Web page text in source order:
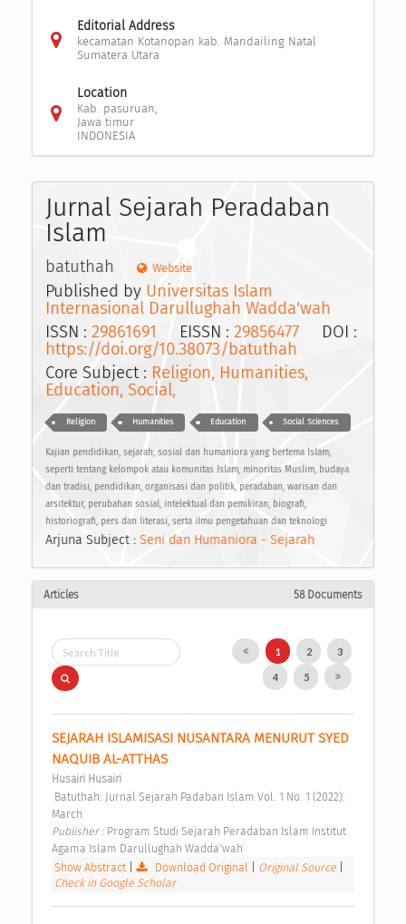
Editorial Address
kecamatan Kotanopan kab. Mandailing Natal
Sumatera Utara
Location
Kab. pasuruan,
Jawa timur
INDONESIA
Jurnal Sejarah Peradaban
Islam
batuthah Website
Published by Universitas Islam
Internasional Darullughah Wadda'wah
ISSN : 29861691 EISSN : 29856477 DOI :
https://doi.org/10.38073/batuthah
Core Subject : Religion, Humanities,
Education, Social,
Religion Humanities Education Social Sciences
Kajian pendidikan, sejarah, sosial dan humaniora yang bertema Islam,
seperti tentang kelompok atau komunitas Islam, minoritas Muslim, budaya
dan tradisi, pendidikan, organisasi dan politik, peradaban, warisan dan
arsitektur, perubahan sosial, intelektual dan pemikiran, biografi,
historiografi, pers dan literasi, serta ilmu pengetahuan dan teknologi
Arjuna Subject : Seni dan Humaniora - Sejarah
Articles 58 Documents
1 2 3
4 5
SEJARAH ISLAMISASI NUSANTARA MENURUT SYED
NAQUIB AL-ATTHAS
Husairi Husairi
March
Publisher : Program Studi Sejarah Peradaban Islam Institut
Agama Islam Darullughah Wadda'wah
Show Abstract| Download Original Original Source
Check in Google Scholar